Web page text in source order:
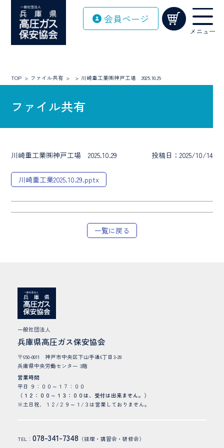
content
会員ページ
メニュー
TOP ファイル共有 川崎重工業㈱神戸工場 2025.10.29
ファイル共有
川崎重工業㈱神戸工場 2025.10.29 投稿日：2025/10/14
川崎重工業2025.10.29.pptx
一覧に戻る
一般社団法人
兵庫県高圧ガス保安協会
〒650-0011 神戸市中央区下山手通6丁目3-28
兵庫県中央労働センター 3階
営業時間
平日 ９：００～１７：００
（１２：００～１３：００は、受付は出来ません。）
※土日祝、１２/２９～１/３は営業しておりません。
TEL： 078-341-7348 （経理・講習会・研修会）